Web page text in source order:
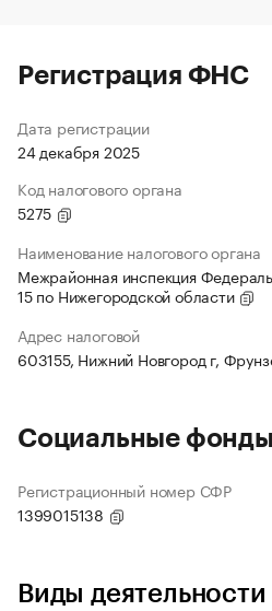
Регистрация ФНС
Дата регистрации
24 декабря 2025
Код налогового органа
5275
Наименование налогового органа
Межрайонная инспекция
15 по Нижегородской области
Адрес налоговой
603155, Нижний Новгород г,
Социальные фонды
Регистрационный номер СФР
1399015138
Виды деятельности